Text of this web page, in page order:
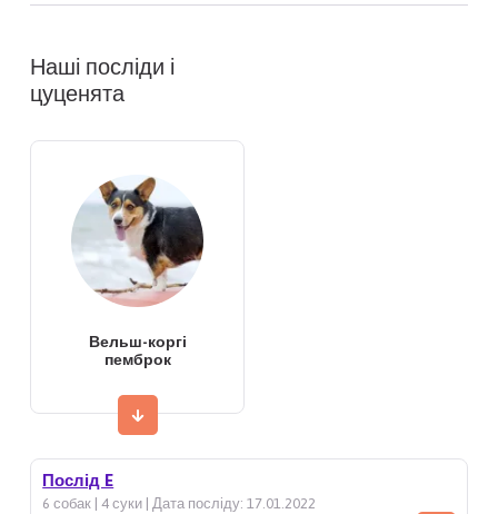
Наші посліди і
цуценята
Вельш-коргі
пемброк
Послід E
6 собак | 4 суки | Дата посліду: 17.01.2022